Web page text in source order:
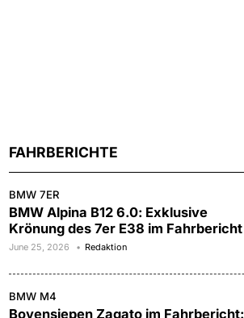
FAHRBERICHTE
BMW 7ER
BMW Alpina B12 6.0: Exklusive
Krönung des 7er E38 im Fahrbericht
June 25, 2026 Redaktion
BMW M4
Bovensiepen Zagato im Fahrbericht: